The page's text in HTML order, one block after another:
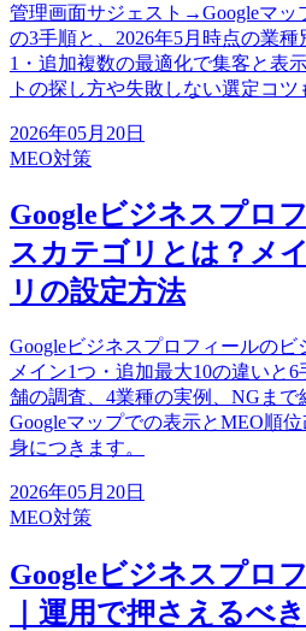
管理画面サジェスト→Googleマッ
の3手順と、2026年5月時点の業
1・追加複数の最適化で集客と表
トの探し方や失敗しない選定コツ
2026年05月20日
MEO対策
Googleビジネスプロ
スカテゴリとは？メ
リの設定方法
Googleビジネスプロフィールのビ
メイン1つ・追加最大10の違いと
舗の調査、4業種の実例、NGまで
Googleマップでの表示とMEO順
身につきます。
2026年05月20日
MEO対策
Googleビジネスプロ
｜運用で押さえるべ